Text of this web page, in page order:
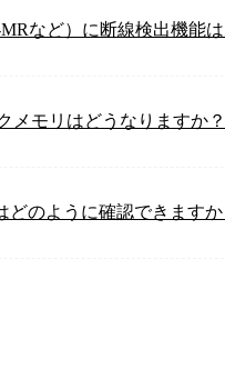
など）に断線検出機能
メモリはどうなりますか？
どのように確認できますか